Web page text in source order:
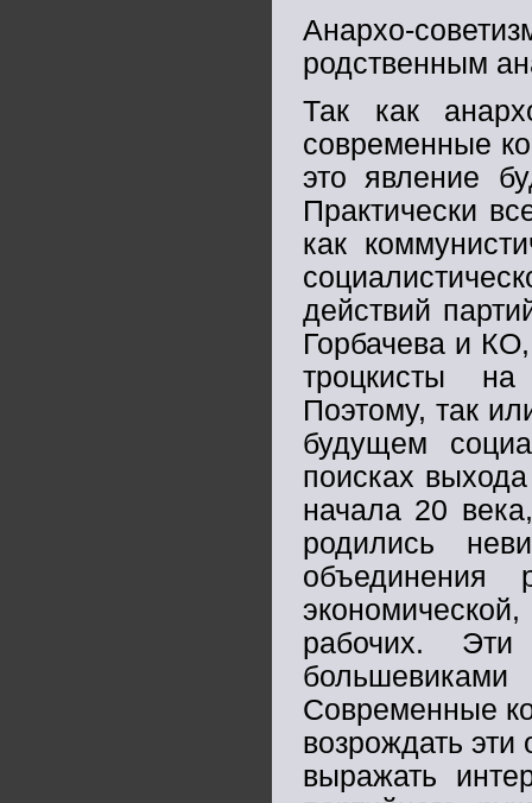
Анархо-
родственным
Так как
современные
это явление
Практически
как
действий
Горбачева и
троцкисты на
Поэтому, так
будущем
поисках
начала 20
родились
объединения
рабочих.
Современные
возрождать
выражать